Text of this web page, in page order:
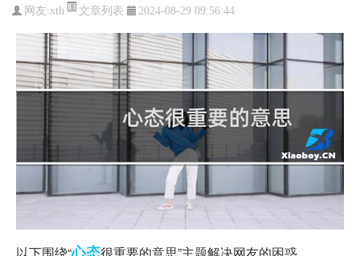
网友:xth 文章列表 2024-08-29 09:56:44
以下围绕“心态很重要的意思”主题解决网友的困惑